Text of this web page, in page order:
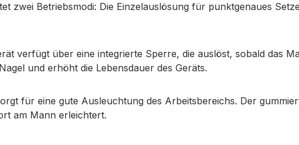
zwei Betriebsmodi: Die Einzelauslösung für punktgenaues
verfügt über eine integrierte Sperre, die auslöst, sobald das
und erhöht die Lebensdauer des Geräts.
für eine gute Ausleuchtung des Arbeitsbereichs. Der
am Mann erleichtert.